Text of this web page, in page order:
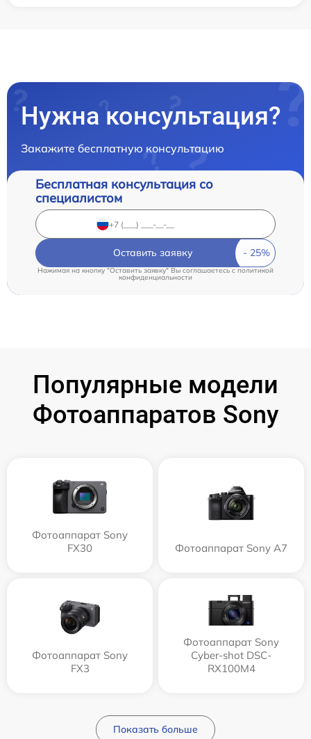
Нужна консультация?
Закажите бесплатную консультацию
Бесплатная консультация со
специалистом
Оставить заявку
Нажимая на кнопку "Оставить заявку" Вы соглашаетесь c политикой
конфиденциальности
Популярные модели
Фотоаппаратов Sony
Фотоаппарат Sony
FX30
Фотоаппарат Sony A7
Фотоаппарат Sony
FX3
Фотоаппарат Sony
Cyber-shot DSC-
RX100M4
Показать больше